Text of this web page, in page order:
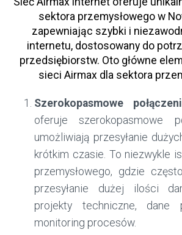
sektora przemysłowego w
zapewniając szybki i
internetu, dostosowany do
przedsiębiorstw. Oto główne
sieci Airmax dla sektora
Szerokopasmowe
oferuje szerokopasmowe
umożliwiają przesyłanie
krótkim czasie. To niezwykle
przemysłowego, gdzie
przesyłanie dużej ilości
projekty techniczne, dane
monitoring procesów.